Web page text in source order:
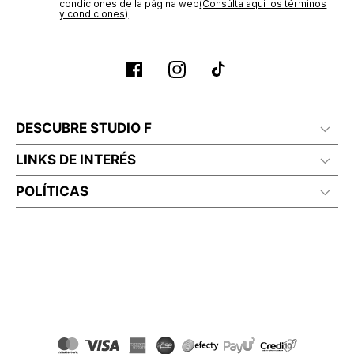
condiciones de la página web‎(Consúlta aquí los términos
y condiciones)
DESCUBRE STUDIO F
LINKS DE INTERÉS
POLÍTICAS